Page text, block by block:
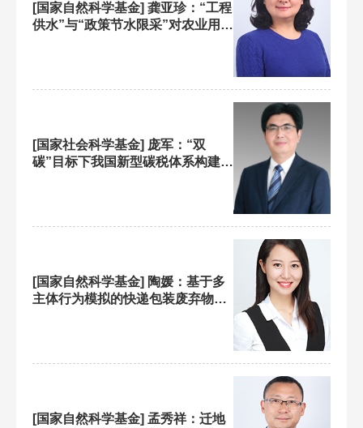
[国家自然科学基金] 龚亚珍：“工程
供水”与“政策节水限采”对农业用水
[国家社会科学基金] 庞军：“双
碳”目标下我国新型碳税体系构建与
[国家自然科学基金] 陶媛：基于多
主体行为模拟的快递包装废弃物管
[国家自然科学基金] 孟秀祥：迁地